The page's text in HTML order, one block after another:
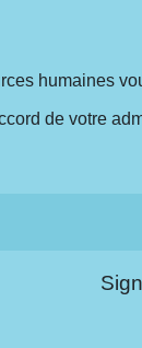
humaines
de votre